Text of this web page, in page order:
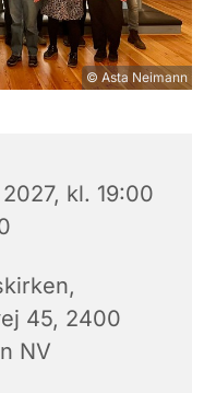
© Asta Neimann
kl. 19:00
45, 2400
NV